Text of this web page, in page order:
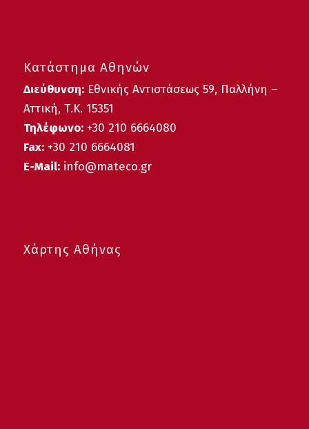
Κατάστημα Αθηνών
Διεύθυνση:Εθνικής Αντιστάσεως 59, Παλλήνη –
Αττική, Τ.Κ. 15351
Τηλέφωνο: +30 210 6664080
Fax:+30 210 6664081
E-Mail: info@mateco.gr
Χάρτης Αθήνας